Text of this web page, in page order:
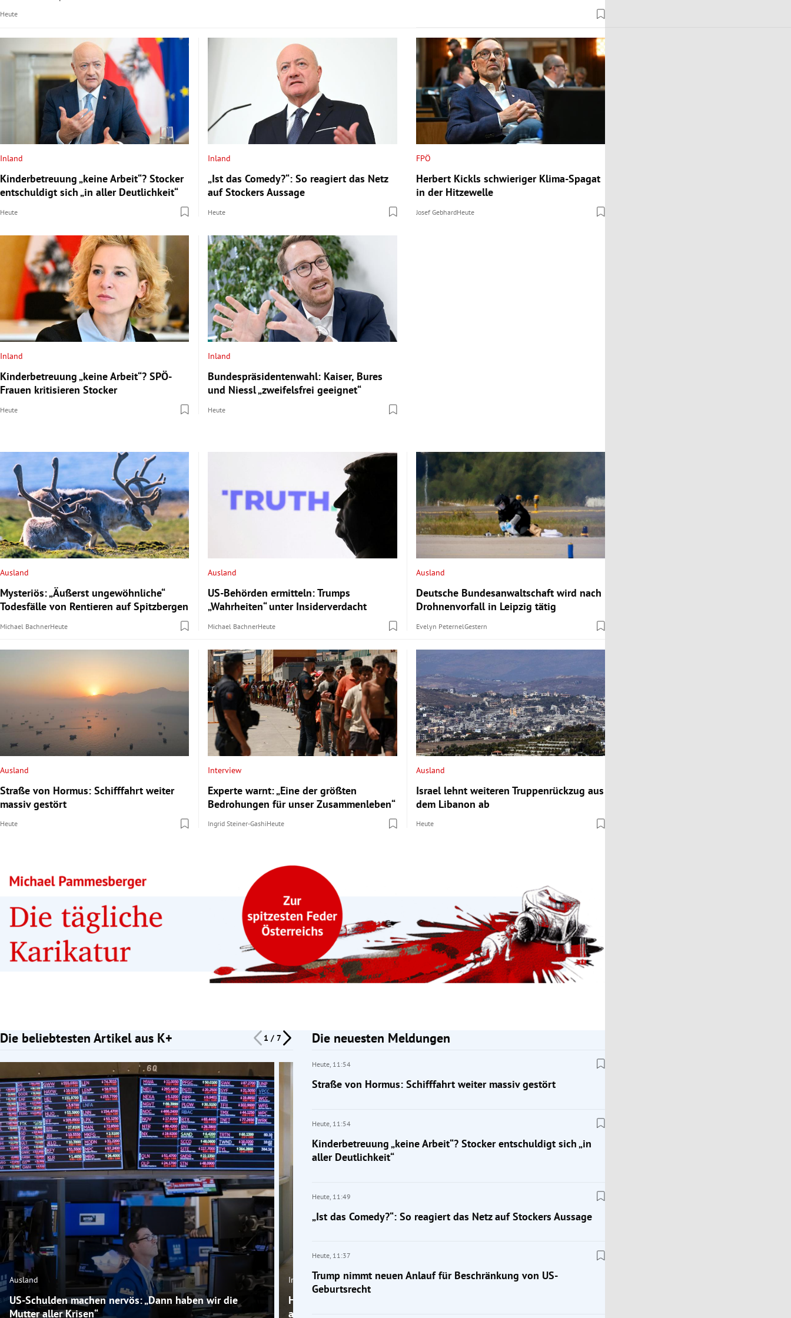
Heute
Inland
Kinderbetreuung „keine Arbeit“? Stocker
entschuldigt sich „in aller Deutlichkeit“
Heute
Inland
„Ist das Comedy?“: So reagiert das Netz
auf Stockers Aussage
Heute
FPÖ
Herbert Kickls schwieriger Klima-Spagat
in der Hitzewelle
Josef GebhardHeute
Inland
Kinderbetreuung „keine Arbeit“? SPÖ-
Frauen kritisieren Stocker
Heute
Inland
Bundespräsidentenwahl: Kaiser, Bures
und Niessl „zweifelsfrei geeignet“
Heute
Ausland
Mysteriös: „Äußerst ungewöhnliche“
Todesfälle von Rentieren auf Spitzbergen
Michael BachnerHeute
Ausland
US-Behörden ermitteln: Trumps
„Wahrheiten“ unter Insiderverdacht
Michael BachnerHeute
Ausland
Deutsche Bundesanwaltschaft wird nach
Drohnenvorfall in Leipzig tätig
Evelyn PeternelGestern
Ausland
Straße von Hormus: Schifffahrt weiter
massiv gestört
Heute
Interview
Experte warnt: „Eine der größten
Bedrohungen für unser Zusammenleben“
Ingrid Steiner-GashiHeute
Ausland
Israel lehnt weiteren Truppenrückzug aus
dem Libanon ab
Heute
Die beliebtesten Artikel aus K+ 1 / 7
Slide 1 von 7
Ausland
US-Schulden machen nervös: „Dann haben wir die
Mutter aller Krisen“
Inland
Hitze in Spitälern: „Patienten können nicht mehr
abfiebern“
Die neuesten Meldungen
Heute, 11:54
Straße von Hormus: Schifffahrt weiter massiv gestört
Heute, 11:54
Kinderbetreuung „keine Arbeit“? Stocker entschuldigt sich „in
aller Deutlichkeit“
Heute, 11:49
„Ist das Comedy?“: So reagiert das Netz auf Stockers Aussage
Heute, 11:37
Trump nimmt neuen Anlauf für Beschränkung von US-
Geburtsrecht